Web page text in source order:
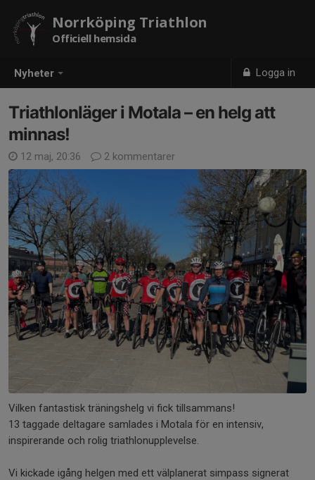
Nyheter Logga in
Norrköping Triathlon
Officiell hemsida
Triathlonläger i Motala – en helg att
minnas!
12 maj, 20:36 2 kommentarer
Vilken fantastisk träningshelg vi fick tillsammans!
13 taggade deltagare samlades i Motala för en intensiv,
inspirerande och rolig triathlonupplevelse.
Vi kickade igång helgen med ett välplanerat simpass signerat